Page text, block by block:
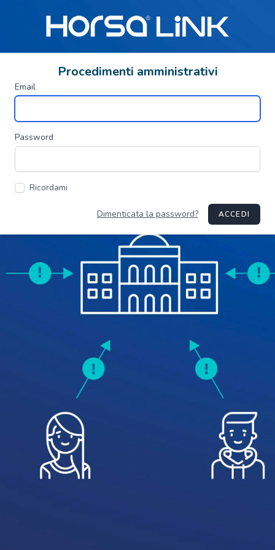
Procedimenti amministrativi
Email
Password
Ricordami
Dimenticata la password? ACCEDI